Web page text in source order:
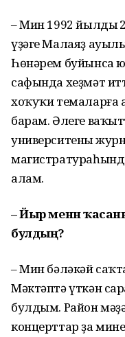
– Мин 1992 йылдың
үҙәге Малаяҙ
Һөнәрем буйынса
сафында хеҙмәт
хоҡуҡи
барам. Әлеге
университеның
алам.
– Йыр менән
булдың?
– Мин бәләкәй
Мәктәптә үткән
булдым. Район
концерттар ҙа